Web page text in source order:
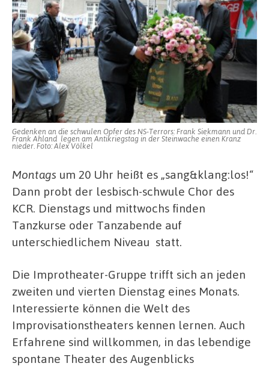
Gedenken an die schwulen Opfer des NS-Terrors: Frank Siekmann und Dr.
Frank Ahland legen am Antikriegstag in der Steinwache einen Kranz
nieder. Foto: Alex Völkel
Montags um 20 Uhr heißt es „sang&klang:los!“
Dann probt der lesbisch-schwule Chor des
KCR. Dienstags und mittwochs finden
Tanzkurse oder Tanzabende auf
unterschiedlichem Niveau statt.
Die Improtheater-Gruppe trifft sich an jeden
zweiten und vierten Dienstag eines Monats.
Interessierte können die Welt des
Improvisationstheaters kennen lernen. Auch
Erfahrene sind willkommen, in das lebendige
spontane Theater des Augenblicks